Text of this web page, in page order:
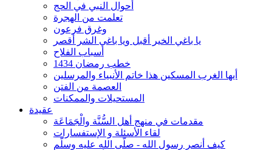
أحوال النبي في الحج
تعلمت من الهجرة
وغرق فرعون
يا باغي الخير أقبل ويا باغي الشر أقصر
أسباب الفلاح
خطب رمضان 1434
أيها الغرب المسكين هذا خاتم الأنبياء والمرسلين
العصمة من الفتن
المستحيلات والممكنات
عقيدة
مقدمات في منهج أهل السُّنَّة والْجَمَاعَة
لقاء الأسئلة و الإستفسارات
كيف أنصر رسول الله - صلّى الله عليه وسلّم